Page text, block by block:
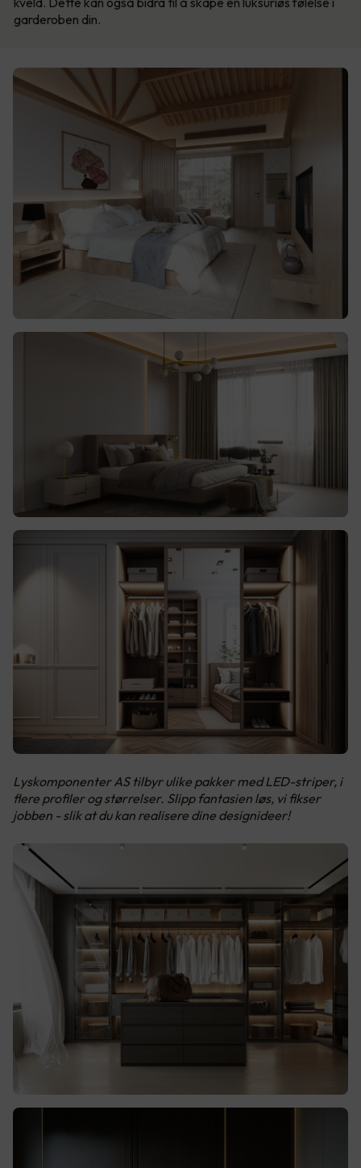
garderoben din.
Lyskomponenter AS tilbyr ulike pakker med LED-striper, i
flere profiler og størrelser. Slipp fantasien løs, vi fikser
jobben - slik at du kan realisere dine designideer!